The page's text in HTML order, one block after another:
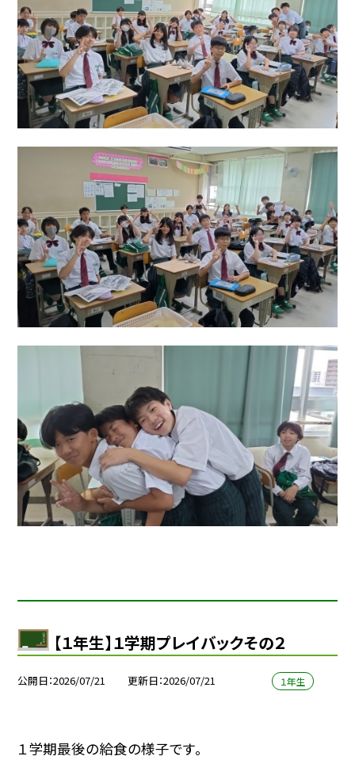
【１年生】１学期プレイバックその２
公開日 2026/07/21 更新日 2026/07/21 １年生
１学期最後の給食の様子です。